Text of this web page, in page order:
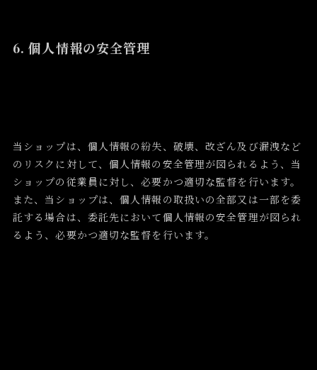
6. 個人情報の安全管理
当ショップは、個人情報の紛失、破壊、改ざん及び漏洩など
のリスクに対して、個人情報の安全管理が図られるよう、当
ショップの従業員に対し、必要かつ適切な監督を行います。
また、当ショップは、個人情報の取扱いの全部又は一部を委
託する場合は、委託先において個人情報の安全管理が図られ
るよう、必要かつ適切な監督を行います。